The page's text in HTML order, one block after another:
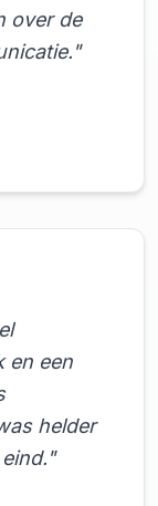
over de
en een
helder